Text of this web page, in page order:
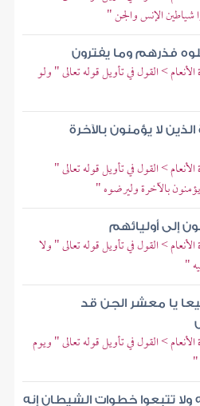
الإنس والجن "
فذرهم وما يفترون
> القول في تأويل قوله تعالى " ولو
لا يؤمنون بالآخرة
> القول في تأويل قوله تعالى "
بالآخرة وليرضوه "
إلى أوليائهم
> القول في تأويل قوله تعالى " ولا
"
يا معشر الجن قد
> القول في تأويل قوله تعالى " ويوم
"
ولا تتبعوا خطوات الشيطان إنه